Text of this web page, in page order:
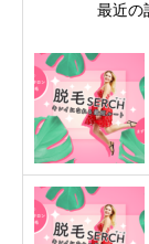
最近の